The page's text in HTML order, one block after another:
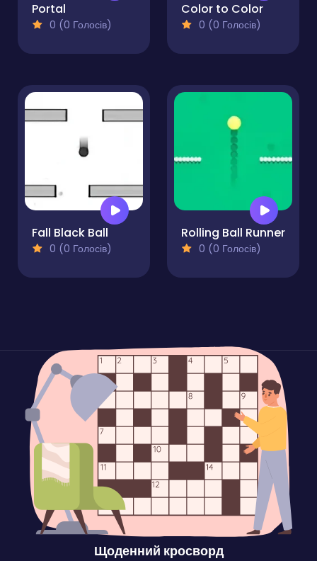
Portal
0 (0 Голосів)
Color to Color
0 (0 Голосів)
Fall Black Ball
0 (0 Голосів)
Rolling Ball Runner
0 (0 Голосів)
Щоденний кросворд